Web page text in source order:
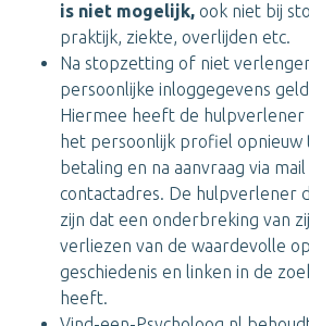
is niet mogelijk, ook niet bij
praktijk, ziekte, overlijden etc.
Na stopzetting of niet
persoonlijke inloggegevens
Hiermee heeft de hulpverlener
het persoonlijk profiel opnieuw
betaling en na aanvraag via
contactadres. De hulpverlener
zijn dat een onderbreking van
verliezen van de waardevolle
geschiedenis en linken in de
heeft.